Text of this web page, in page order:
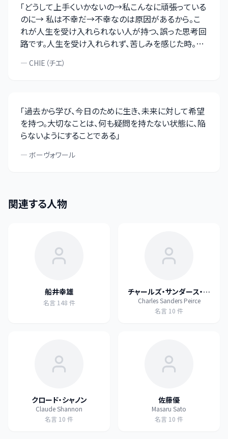
「どうして上手くいかないの→私こんなに頑張っている
のに→ 私は不幸だ→不幸なのは原因があるから。こ
れが人生を受け入れられない人が持つ、誤った思考回
路です。人生を受け入れられず、苦しみを感じた時。そ
があります。「自分ばかりが」「自分のせいで」と考える
等に、光も影もある。どちらにフォーカスした生き方を
しているか、または、したいか。視野を広く持ち、物事を
多面的にとらえるようになると、人生がフリーズしない
ですむようになりますよ 」
— CHIE（チエ）
「過去から学び、今日のために生き、未来に対して希望
を持つ。大切なことは、何も疑問を持たない状態に、陥
らないようにすることである」
— ボーヴォワール
関連する人物
船井幸雄
名言 148 件
チャールズ・サンダース・パ
ース
Charles Sanders Peirce
名言 10 件
クロード・シャノン
Claude Shannon
名言 10 件
佐藤優
Masaru Sato
名言 10 件